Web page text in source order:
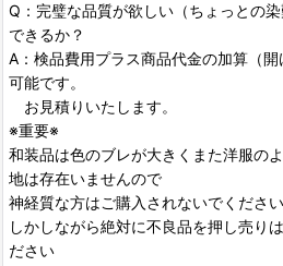
Q：完璧な品質が欲しい（ちょっとの
できるか？
A：検品費用プラス商品代金の加算（
可能です。
お見積りいたします。
※重要※
和装品は色のブレが大きくまた洋服の
地は存在いませんので
神経質な方はご購入されないでください
しかしながら絶対に不良品を押し売り
ださい